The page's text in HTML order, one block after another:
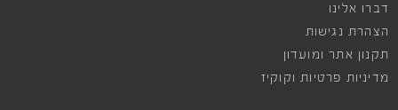
דברו אלינו
הצהרת נגישות
תקנון אתר ומועדון
מדיניות פרטיות וקוקיז